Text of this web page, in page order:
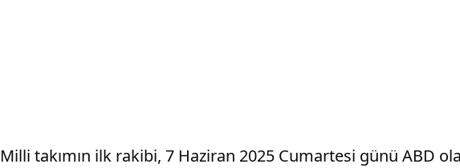
Milli takımın ilk rakibi, 7 Haziran 2025 Cumartesi günü ABD